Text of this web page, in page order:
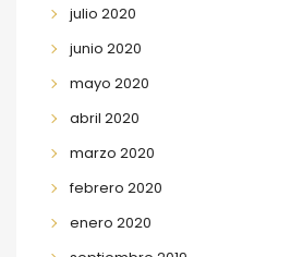
julio 2020
junio 2020
mayo 2020
abril 2020
marzo 2020
febrero 2020
enero 2020